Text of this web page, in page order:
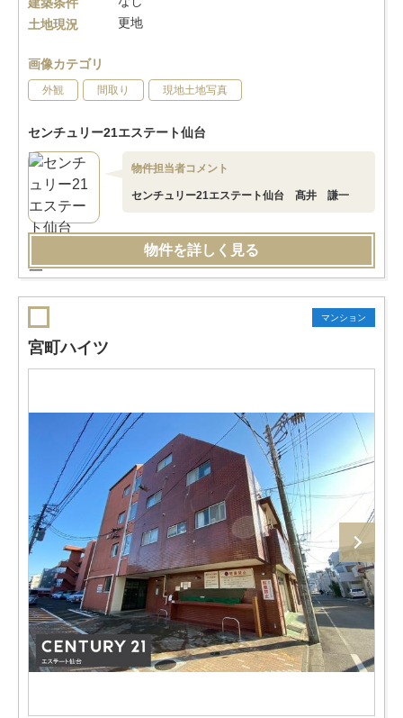
土地現況
更地
画像カテゴリ
外観 間取り 現地土地写真
センチュリー21エステート仙台
物件担当者コメント
センチュリー21エステート仙台 髙井 謙一
物件を詳しく見る
マンション
宮町ハイツ